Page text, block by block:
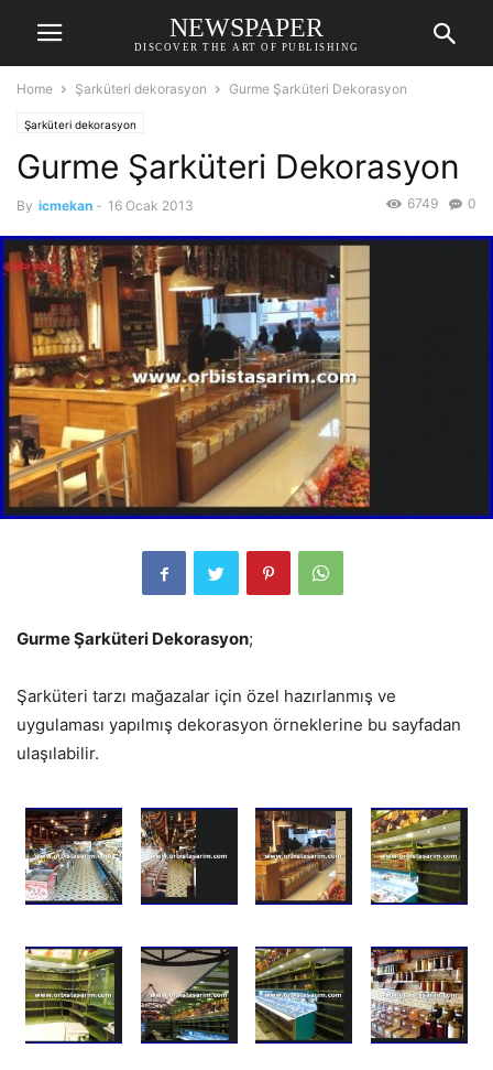
NEWSPAPER
DISCOVER THE ART OF PUBLISHING
Home Şarküteri dekorasyon Gurme Şarküteri Dekorasyon
Şarküteri dekorasyon
Gurme Şarküteri Dekorasyon
By icmekan - 16 Ocak 2013 0
6749
Gurme Şarküteri Dekorasyon;
Şarküteri tarzı mağazalar için özel hazırlanmış ve
uygulaması yapılmış dekorasyon örneklerine bu sayfadan
ulaşılabilir.